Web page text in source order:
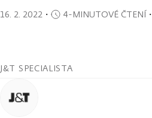
16. 2. 2022 ・ 4-MINUTOVÉ ČTENÍ・
J&T SPECIALISTA